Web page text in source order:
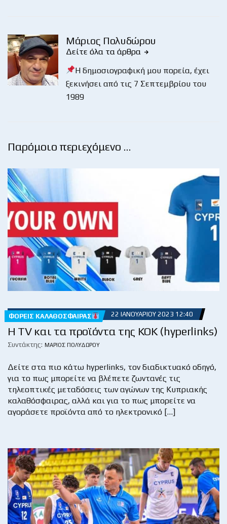
Μάριος Πολυδώρου
Δείτε όλα τα άρθρα
Η δημοσιογραφική μου πορεία, έχει
ξεκινήσει από τις 7 Σεπτεμβρίου του
1989
Παρόμοιο περιεχόμενο …
ΦΟΡΕΊΣ ΚΑΛΑΘΌΣΦΑΙΡΑΣ 22 ΙΑΝΟΥΑΡΊΟΥ 2023 12:40
Η TV και τα προϊόντα της ΚΟΚ (hyperlinks)
Συντάκτης: ΜΆΡΙΟΣ ΠΟΛΥΔΏΡΟΥ
Δείτε στα πιο κάτω hyperlinks, τον διαδικτυακό οδηγό,
για το πως μπορείτε να βλέπετε ζωντανές τις
τηλεοπτικές μεταδόσεις των αγώνων της Κυπριακής
καλαθόσφαιρας, αλλά και για το πως μπορείτε να
αγοράσετε προϊόντα από το ηλεκτρονικό […]